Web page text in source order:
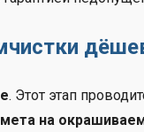
. Этот этап
на